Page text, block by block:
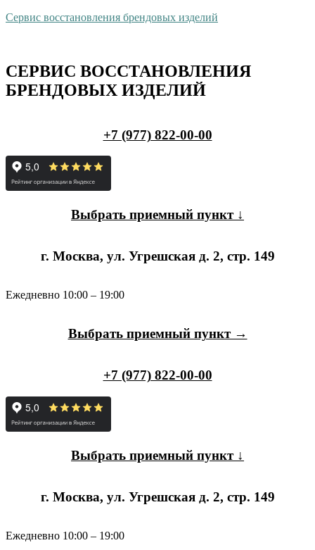
Сервис восстановления брендовых изделий
СЕРВИС ВОССТАНОВЛЕНИЯ
БРЕНДОВЫХ ИЗДЕЛИЙ
+7 (977) 822-00-00
Выбрать приемный пункт ↓
г. Москва, ул. Угрешская д. 2, стр. 149
Ежедневно 10:00 – 19:00
Выбрать приемный пункт →
+7 (977) 822-00-00
Выбрать приемный пункт ↓
г. Москва, ул. Угрешская д. 2, стр. 149
Ежедневно 10:00 – 19:00